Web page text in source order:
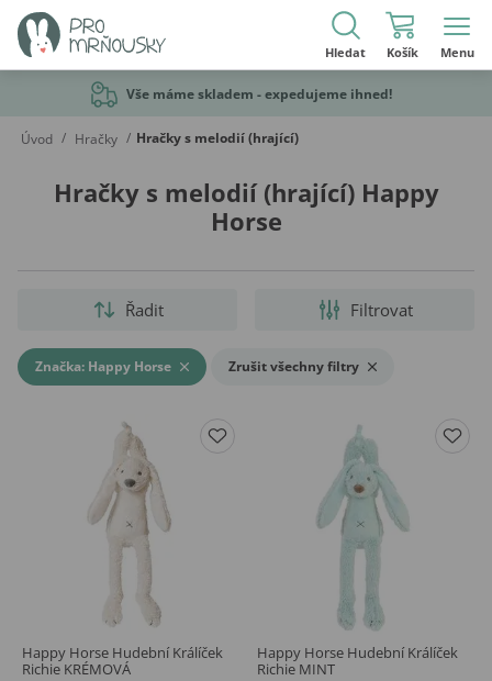
Hledat Košík Menu
Vše máme skladem - expedujeme ihned!
Úvod / Hračky / Hračky s melodií (hrající)
Hračky s melodií (hrající) Happy
Horse
Filtrovat
Řadit
Značka: Happy Horse Zrušit všechny filtry
Happy Horse Hudební Králíček
Richie KRÉMOVÁ
Happy Horse Hudební Králíček
Richie MINT